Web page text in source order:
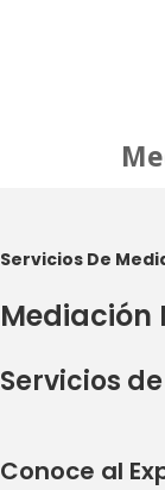
Servicios De
Mediación
Servicios
Conoce al